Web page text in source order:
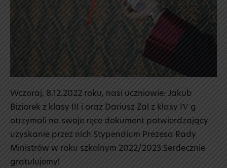
Wczoraj, 8.12.2022 roku, nasi uczniowie: Jakub
Biziorek z klasy III i oraz Dariusz Żal z klasy IV g
otrzymali na swoje ręce dokument potwierdzający
uzyskanie przez nich Stypendium Prezesa Rady
Ministrów w roku szkolnym 2022/2023.Serdecznie
gratulujemy!